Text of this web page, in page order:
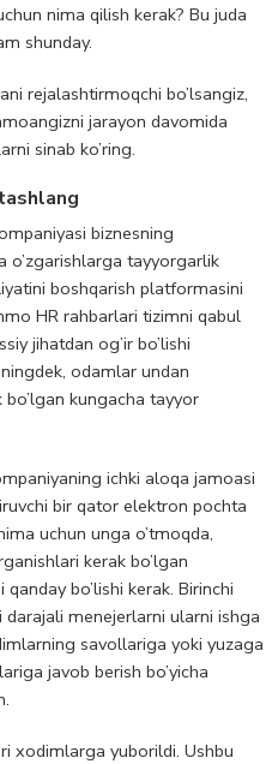
nima qilish kerak? Bu juda
shunday.
rejalashtirmoqchi bo’lsangiz,
jarayon davomida
sinab ko’ring.
biznesning
tayyorgarlik
boshqarish platformasini
HR rahbarlari tizimni qabul
jihatdan og’ir bo’lishi
odamlar undan
kungacha tayyor
ichki aloqa jamoasi
bir qator elektron pochta
uchun unga o’tmoqda,
kerak bo’lgan
bo’lishi kerak. Birinchi
menejerlarni ularni ishga
savollariga yoki yuzaga
javob berish bo’yicha
xodimlarga yuborildi. Ushbu